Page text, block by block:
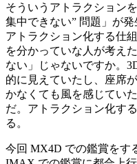
そういうアトラクション
集中できない” 問題」が
アトラクション化する仕
を分かっていな人が考え
ない」じゃないですか。
的に見えていたし、座席
かなくても風を感じてい
だ。アトラクション化す
る。
今回 MX4D での鑑賞をす